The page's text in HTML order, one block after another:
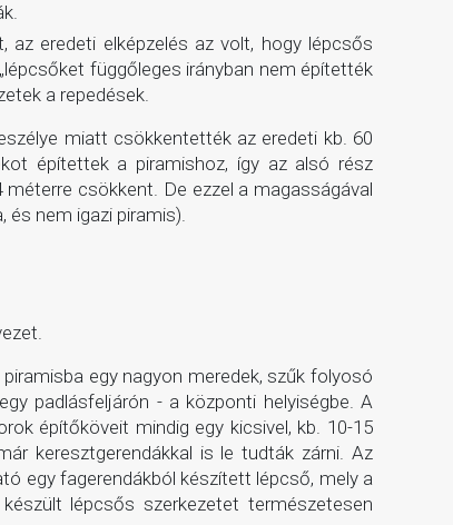
az eredeti elképzelés az volt, hogy lépcsős
függőleges irányban nem építették
a repedések.
miatt csökkentették az eredeti kb. 60
építettek a piramishoz, így az alsó rész
csökkent. De ezzel a magasságával
nem igazi piramis).
egy nagyon meredek, szűk folyosó
padlásfeljárón - a központi helyiségbe. A
építőköveit mindig egy kicsivel, kb. 10-15
keresztgerendákkal is le tudták zárni. Az
egy fagerendákból készített lépcső, mely a
lépcsős szerkezetet természetesen